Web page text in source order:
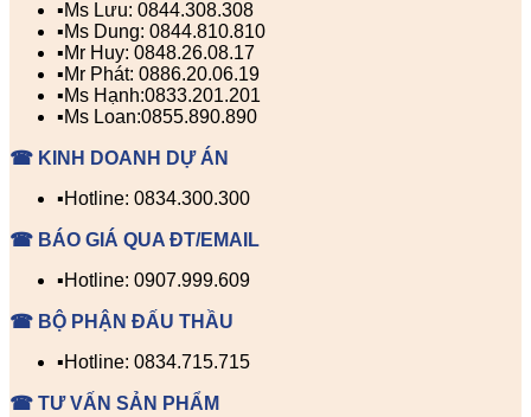
▪️Ms Lưu: 0844.308.308
▪️Ms Dung: 0844.810.810
▪️Mr Huy: 0848.26.08.17
▪️Mr Phát: 0886.20.06.19
▪️Ms Hạnh:0833.201.201
▪️Ms Loan:0855.890.890
☎ KINH DOANH DỰ ÁN
▪️Hotline: 0834.300.300
☎ BÁO GIÁ QUA ĐT/EMAIL
▪️Hotline: 0907.999.609
☎ BỘ PHẬN ĐẤU THẦU
▪️Hotline: 0834.715.715
☎ TƯ VẤN SẢN PHẨM